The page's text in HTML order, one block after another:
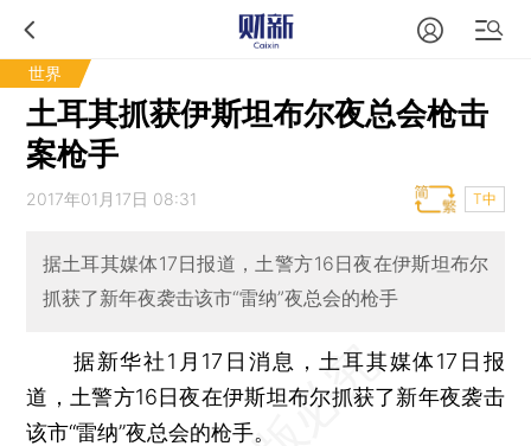
世界
土耳其抓获伊斯坦布尔夜总会枪击
案枪手
2017年01月17日 08:31 T中
据土耳其媒体17日报道，土警方16日夜在伊斯坦布尔
抓获了新年夜袭击该市“雷纳”夜总会的枪手
据新华社1月17日消息，土耳其媒体17日报
道，土警方16日夜在伊斯坦布尔抓获了新年夜袭击
该市“雷纳”夜总会的枪手。